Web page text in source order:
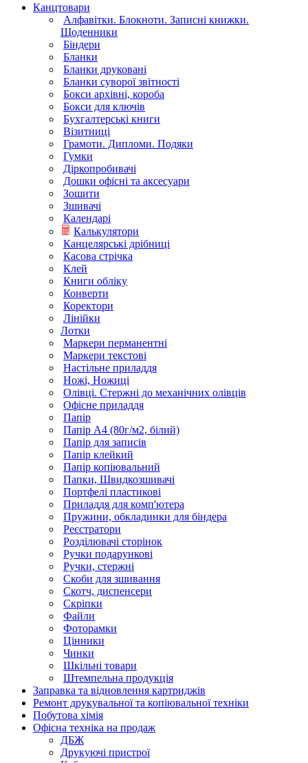
Канцтовари
Алфавітки. Блокноти. Записні книжки.
Щоденники
Біндери
Бланки
Бланки друковані
Бланки суворої звітності
Бокси архівні, короба
Бокси для ключів
Бухгалтерські книги
Візитниці
Грамоти. Дипломи. Подяки
Гумки
Діркопробивачі
Дошки офісні та аксесуари
Зошити
Зшивачі
Календарі
Калькулятори
Канцелярські дрібниці
Касова стрічка
Клей
Книги обліку
Конверти
Коректори
Лінійки
Лотки
Маркери перманентні
Маркери текстові
Настільне приладдя
Ножі, Ножиці
Олівці. Стержні до механічних олівців
Офісне приладдя
Папір
Папір А4 (80г/м2, білий)
Папір для записів
Папір клейкий
Папір копіювальний
Папки, Швидкозшивачі
Портфелі пластикові
Приладдя для комп'ютера
Пружини, обкладинки для біндера
Реєстратори
Розділювачі сторінок
Ручки подарункові
Ручки, стержні
Скоби для зшивання
Скотч, диспенсери
Скріпки
Файли
Фоторамки
Цінники
Чинки
Шкільні товари
Штемпельна продукція
Заправка та відновлення картриджів
Ремонт друкувальної та копіювальної техніки
Побутова хімія
Офісна техніка на продаж
ДБЖ
Друкуючі пристрої